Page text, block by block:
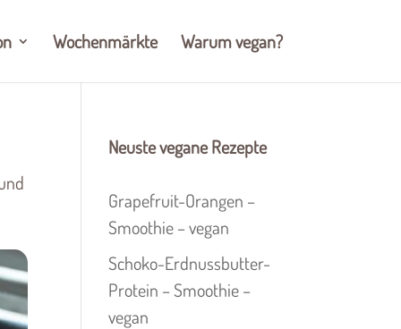
Wochenmärkte Warum vegan?
Neuste vegane Rezepte
Grapefruit-Orangen –
Smoothie – vegan
Schoko-Erdnussbutter-
Protein – Smoothie –
vegan